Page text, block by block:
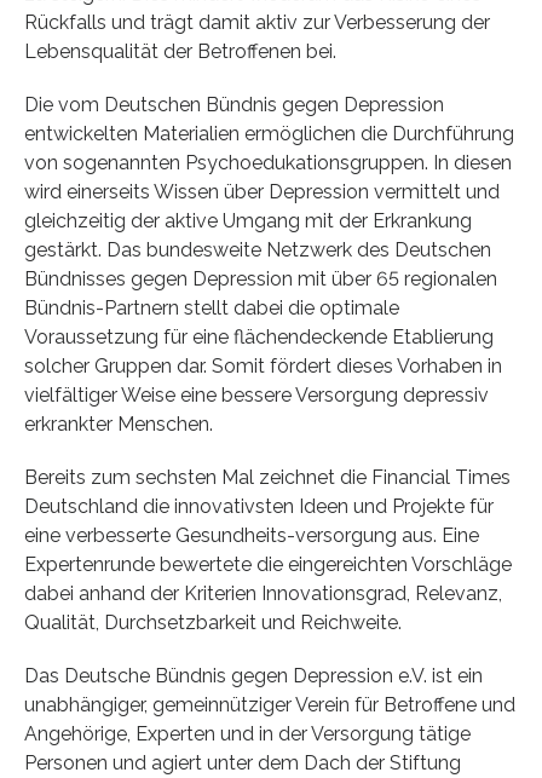
Rückfalls und trägt damit aktiv zur Verbesserung der
Lebensqualität der Betroffenen bei.
Die vom Deutschen Bündnis gegen Depression
entwickelten Materialien ermöglichen die Durchführung
von sogenannten Psychoedukationsgruppen. In diesen
wird einerseits Wissen über Depression vermittelt und
gleichzeitig der aktive Umgang mit der Erkrankung
gestärkt. Das bundesweite Netzwerk des Deutschen
Bündnisses gegen Depression mit über 65 regionalen
Bündnis-Partnern stellt dabei die optimale
Voraussetzung für eine flächendeckende Etablierung
solcher Gruppen dar. Somit fördert dieses Vorhaben in
vielfältiger Weise eine bessere Versorgung depressiv
erkrankter Menschen.
Bereits zum sechsten Mal zeichnet die Financial Times
Deutschland die innovativsten Ideen und Projekte für
eine verbesserte Gesundheits-versorgung aus. Eine
Expertenrunde bewertete die eingereichten Vorschläge
dabei anhand der Kriterien Innovationsgrad, Relevanz,
Qualität, Durchsetzbarkeit und Reichweite.
Das Deutsche Bündnis gegen Depression e.V. ist ein
unabhängiger, gemeinnütziger Verein für Betroffene und
Angehörige, Experten und in der Versorgung tätige
Personen und agiert unter dem Dach der Stiftung